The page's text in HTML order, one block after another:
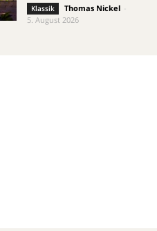
Klassik Thomas Nickel
5. August 2026